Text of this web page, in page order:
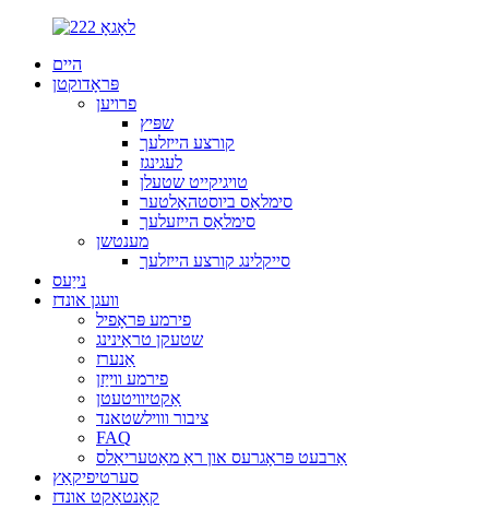
היים
פּראָדוקטן
פרויען
שפּיץ
קורצע הייזלעך
לעגינגז
טויגיקייט שטעלן
סימלאַס ביוסטהאַלטער
סימלאַס הייזעלעך
מענטשן
סייקלינג קורצע הייזלעך
נייַעס
וועגן אונדז
פירמע פּראָפיל
שטעקן טראַינינג
אַנערז
פירמע ווייַזן
אַקטיוויטעטן
ציבור וווילשטאנד
FAQ
אַרבעט פּראָגרעס און ראַ מאַטעריאַלס
סערטיפיקאַץ
קאָנטאַקט אונדז